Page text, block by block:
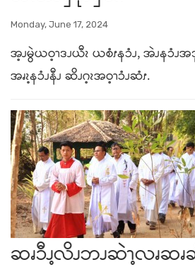
Monday, June 17, 2024
အ့ၪမွဲယဝ့ၫဒၪယီၩ ယစံၭနၥံၪ, အဲၪနၥံၪ
အၧၩ့နၥံၪနီၪ ဆိၪဂ့ၩအဝ့ၫၥံၪဆံၭ.
ဆၧၥီၪ့လိၪဘၪဆဲၫ့လၧဆၧ